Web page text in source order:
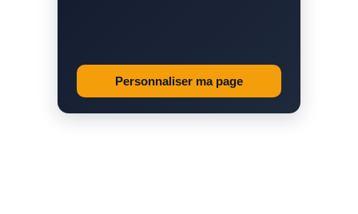
Personnaliser ma page